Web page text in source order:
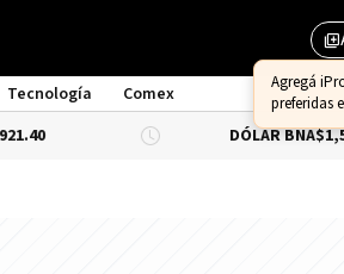
library_add
Agregá
preferidas
Tecnología
Comex
DÓLAR BNA$1,520.00